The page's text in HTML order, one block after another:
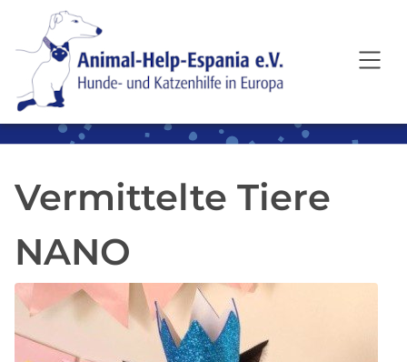
SKIP TO MAIN CONTENT
Vermittelte Tiere
NANO